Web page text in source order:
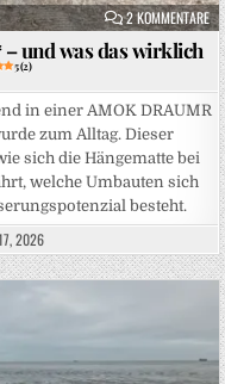
2 KOMMENTARE
und was das wirklich
5 (2)
in einer AMOK DRAUMR
zum Alltag. Dieser
sich die Hängematte bei
welche Umbauten sich
besteht.
2026